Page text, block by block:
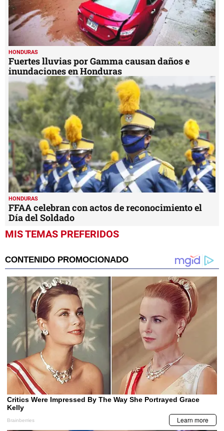
HONDURAS
Fuertes lluvias por Gamma causan daños e
inundaciones en Honduras
HONDURAS
FFAA celebran con actos de reconocimiento el
Día del Soldado
MIS TEMAS PREFERIDOS